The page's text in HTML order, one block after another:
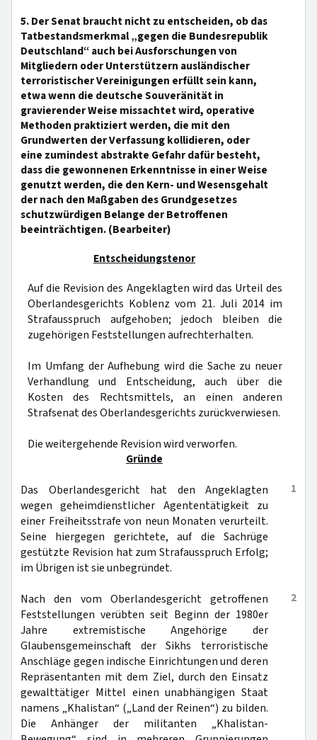
5. Der Senat braucht nicht zu entscheiden, ob das
Tatbestandsmerkmal „gegen die Bundesrepublik
Deutschland“ auch bei Ausforschungen von
Mitgliedern oder Unterstützern ausländischer
terroristischer Vereinigungen erfüllt sein kann,
etwa wenn die deutsche Souveränität in
gravierender Weise missachtet wird, operative
Methoden praktiziert werden, die mit den
Grundwerten der Verfassung kollidieren, oder
eine zumindest abstrakte Gefahr dafür besteht,
dass die gewonnenen Erkenntnisse in einer Weise
genutzt werden, die den Kern- und Wesensgehalt
der nach den Maßgaben des Grundgesetzes
schutzwürdigen Belange der Betroffenen
beeinträchtigen. (Bearbeiter)
Entscheidungstenor
Auf die Revision des Angeklagten wird das Urteil des
Oberlandesgerichts Koblenz vom 21. Juli 2014 im
Strafausspruch aufgehoben; jedoch bleiben die
zugehörigen Feststellungen aufrechterhalten.
Im Umfang der Aufhebung wird die Sache zu neuer
Verhandlung und Entscheidung, auch über die
Kosten des Rechtsmittels, an einen anderen
Strafsenat des Oberlandesgerichts zurückverwiesen.
Die weitergehende Revision wird verworfen.
Gründe
1
Das Oberlandesgericht hat den Angeklagten
wegen geheimdienstlicher Agententätigkeit zu
einer Freiheitsstrafe von neun Monaten verurteilt.
Seine hiergegen gerichtete, auf die Sachrüge
gestützte Revision hat zum Strafausspruch Erfolg;
im Übrigen ist sie unbegründet.
2
Nach den vom Oberlandesgericht getroffenen
Feststellungen verübten seit Beginn der 1980er
Jahre extremistische Angehörige der
Glaubensgemeinschaft der Sikhs terroristische
Anschläge gegen indische Einrichtungen und deren
Repräsentanten mit dem Ziel, durch den Einsatz
gewalttätiger Mittel einen unabhängigen Staat
namens „Khalistan“ („Land der Reinen“) zu bilden.
Die Anhänger der militanten „Khalistan-